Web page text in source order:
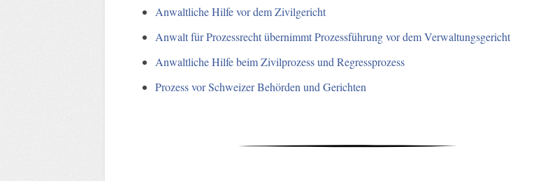
Anwaltliche Hilfe vor dem Zivilgericht
Anwalt für Prozessrecht übernimmt Prozessführung vor dem Verwaltungsgericht
Anwaltliche Hilfe beim Zivilprozess und Regressprozess
Prozess vor Schweizer Behörden und Gerichten